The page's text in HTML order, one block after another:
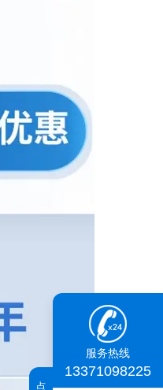
服务热线
13371098225
点